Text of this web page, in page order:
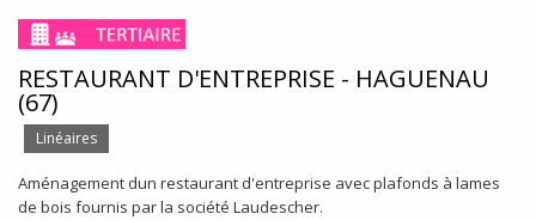
RESTAURANT D'ENTREPRISE - HAGUENAU
(67)
Linéaires
Aménagement dun restaurant d'entreprise avec plafonds à lames
de bois fournis par la société Laudescher.